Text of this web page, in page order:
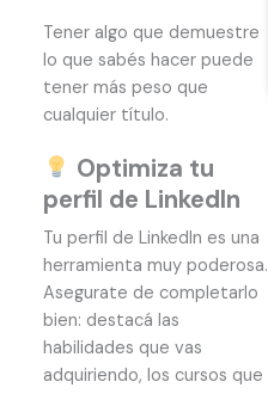
Tener algo que demuestre
lo que sabés hacer puede
tener más peso que
cualquier título.
Optimiza tu
perfil de LinkedIn
Tu perfil de LinkedIn es una
herramienta muy poderosa.
Asegurate de completarlo
bien: destacá las
habilidades que vas
adquiriendo, los cursos que